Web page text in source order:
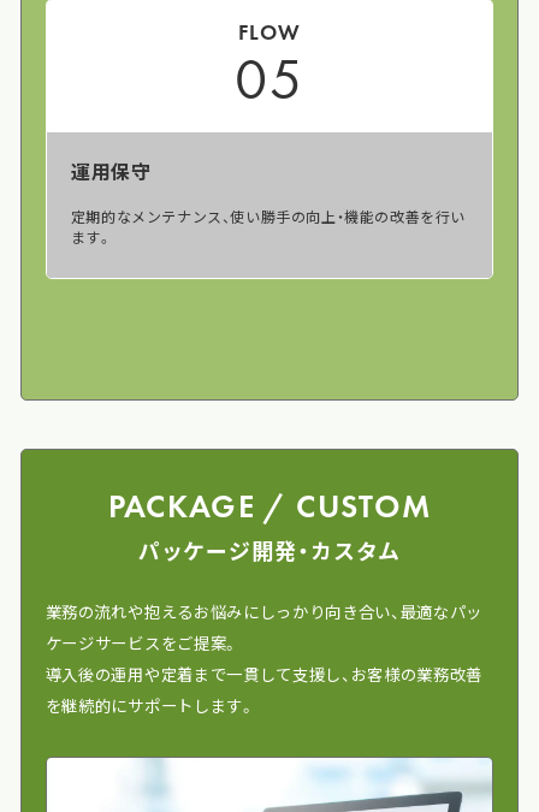
FLOW
05
運用保守
定期的なメンテナンス、使い勝手の向上・機能の改善を行い
ます。
PACKAGE / CUSTOM
パッケージ開発・カスタム
業務の流れや抱えるお悩みにしっかり向き合い、最適なパッ
ケージサービスをご提案。
導入後の運用や定着まで一貫して支援し、お客様の業務改善
を継続的にサポートします。